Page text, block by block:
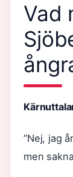
Vad
”Nej, jag
men